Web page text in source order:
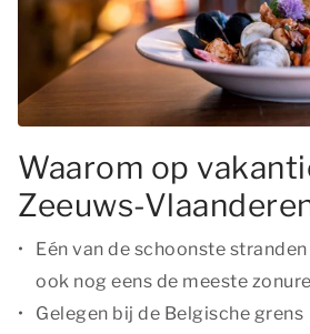
Waarom op
Zeeuws-
Eén van de schoonste
ook nog eens de meeste
Gelegen bij de Belgische grens